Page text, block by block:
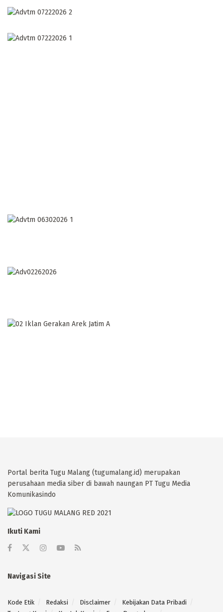
Portal berita Tugu Malang (tugumalang.id) merupakan
perusahaan media siber di bawah naungan PT Tugu Media
Komunikasindo
Ikuti Kami
Navigasi Site
Kode Etik Redaksi Disclaimer
Kebijakan Data Pribadi